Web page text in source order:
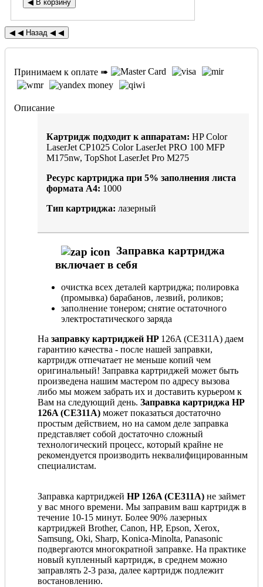
Принимаем к оплате ➠
Описание
Картридж подходит к аппаратам: HP Color
LaserJet CP1025 Color LaserJet PRO 100 MFP
M175nw, TopShot LaserJet Pro M275
Ресурс картриджа при 5% заполнения листа
формата А4: 1000
Тип картриджа: лазерный
Заправка картриджа
включает в себя
очистка всех деталей картриджа; полировка
(промывка) барабанов, лезвий, роликов;
заполнение тонером; снятие остаточного
электростатического заряда
На заправку картриджей HP 126A (CE311A) даем
гарантию качества - после нашей заправки,
картридж отпечатает не меньше копий чем
оригинальный! Заправка картриджей может быть
произведена нашим мастером по адресу вызова
либо мы можем забрать их и доставить курьером к
Вам на следующий день. Заправка картриджа HP
126A (CE311A) может показаться достаточно
простым действием, но на самом деле заправка
представляет собой достаточно сложный
технологический процесс, который крайне не
рекомендуется производить неквалифицированным
специалистам.
Заправка картриджей HP 126A (CE311A) не займет
у вас много времени. Мы заправим ваш картридж в
течение 10-15 минут. Более 90% лазерных
картриджей Brother, Canon, HP, Epson, Xerox,
Samsung, Oki, Sharp, Konica-Minolta, Panasonic
подвергаются многократной заправке. На практике
новый купленный картридж, в среднем можно
заправлять 2-3 раза, далее картридж подлежит
востановлению.